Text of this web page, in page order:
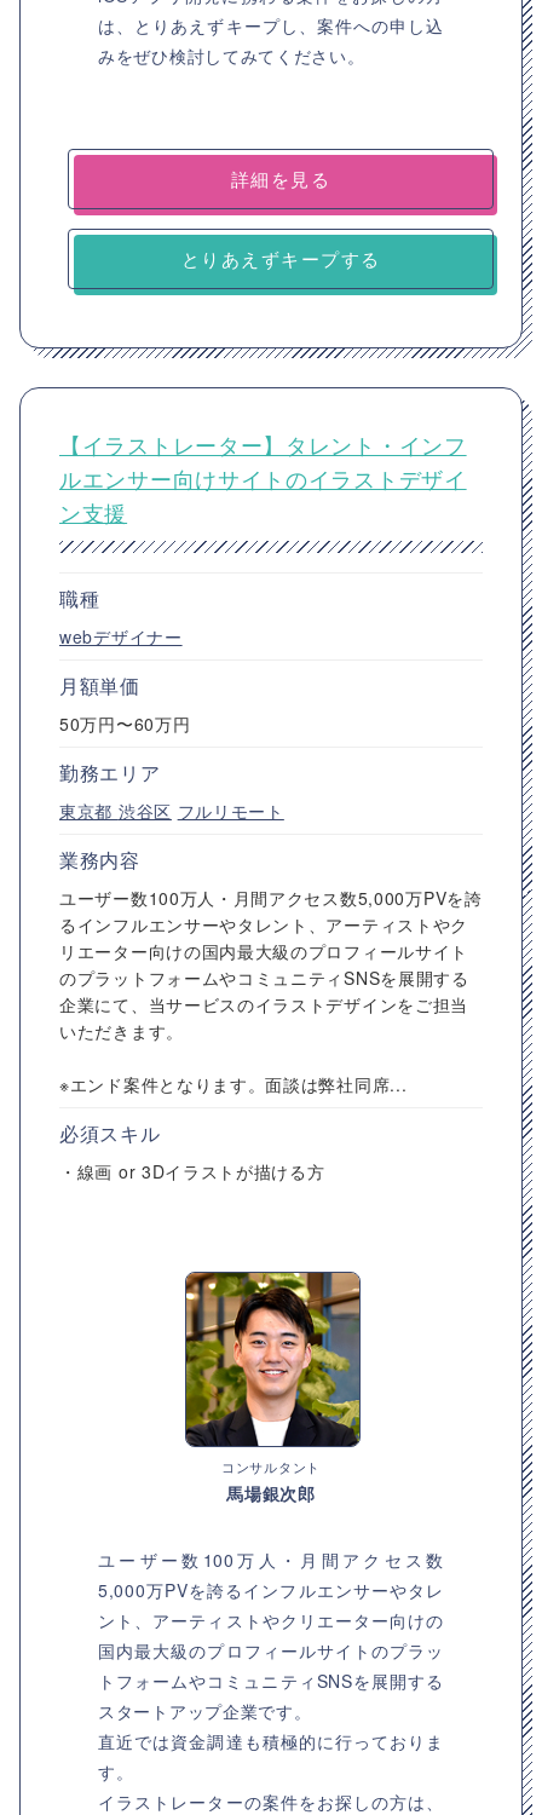
は、とりあえずキープし、案件への申し込
みをぜひ検討してみてください。
詳細を見る
とりあえずキープする
【イラストレーター】タレント・インフ
ルエンサー向けサイトのイラストデザイ
ン支援
職種
webデザイナー
月額単価
50万円〜60万円
勤務エリア
東京都 渋谷区 フルリモート
業務内容
ユーザー数100万人・月間アクセス数5,000万PVを誇
るインフルエンサーやタレント、アーティストやク
リエーター向けの国内最大級のプロフィールサイト
のプラットフォームやコミュニティSNSを展開する
企業にて、当サービスのイラストデザインをご担当
いただきます。
※エンド案件となります。面談は弊社同席...
必須スキル
・線画 or 3Dイラストが描ける方
コンサルタント
馬場銀次郎
ユーザー数100万人・月間アクセス数
5,000万PVを誇るインフルエンサーやタレ
ント、アーティストやクリエーター向けの
国内最大級のプロフィールサイトのプラッ
トフォームやコミュニティSNSを展開する
スタートアップ企業です。
直近では資金調達も積極的に行っておりま
す。
イラストレーターの案件をお探しの方は、